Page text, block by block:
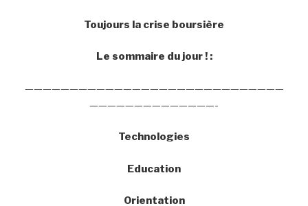
Toujours la crise boursière
Le sommaire du jour ! :
—————————————————————————————
——————————————-
Technologies
Education
Orientation